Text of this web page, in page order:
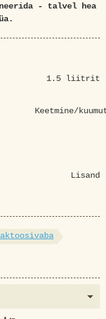
- talvel hea
1.5 liitrit
Keetmine/
Lisand